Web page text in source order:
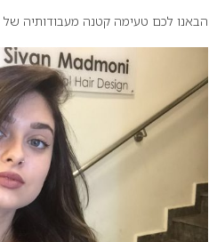
הבאנו לכם טעימה קטנה מעבודותיה של